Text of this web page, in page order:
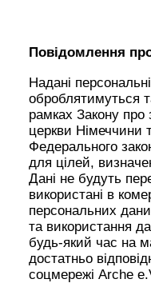
Повідомлення
Надані
оброблятимуться
рамках Закону про
церкви Німеччини
Федерального
для цілей,
Дані не будуть
використані в
персональних
та використання
будь-який час на
достатньо
соцмережі Arche